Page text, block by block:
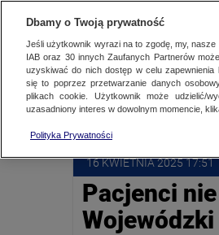
LEKARZE
Pacjenci
16 KWIETNIA 2025 17:51
Dbamy o Twoją prywatność
Jeśli użytkownik wyrazi na to zgodę, my, nasze
IAB oraz 30innych Zaufanych Partnerów
uzyskiwać do nich dostęp w celu zapewnienia
się to poprzez przetwarzanie danych
plikach cookie. Użytkownik może udzielić/
uzasadniony interes w dowolnym momencie,
Polityka Prywatności